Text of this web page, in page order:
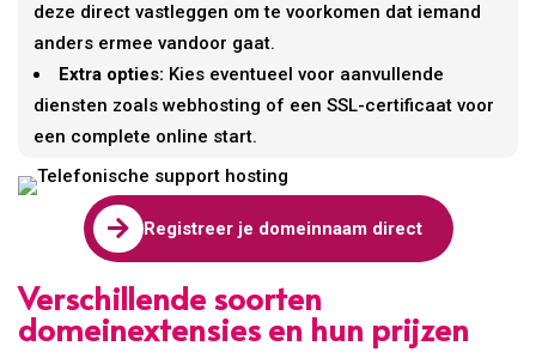
deze direct vastleggen om te voorkomen dat iemand
anders ermee vandoor gaat.
Extra opties: Kies eventueel voor aanvullende
diensten zoals webhosting of een SSL-certificaat voor
een complete online start.
 Registreer je domeinnaam direct
Verschillende soorten
domeinextensies en hun prijzen